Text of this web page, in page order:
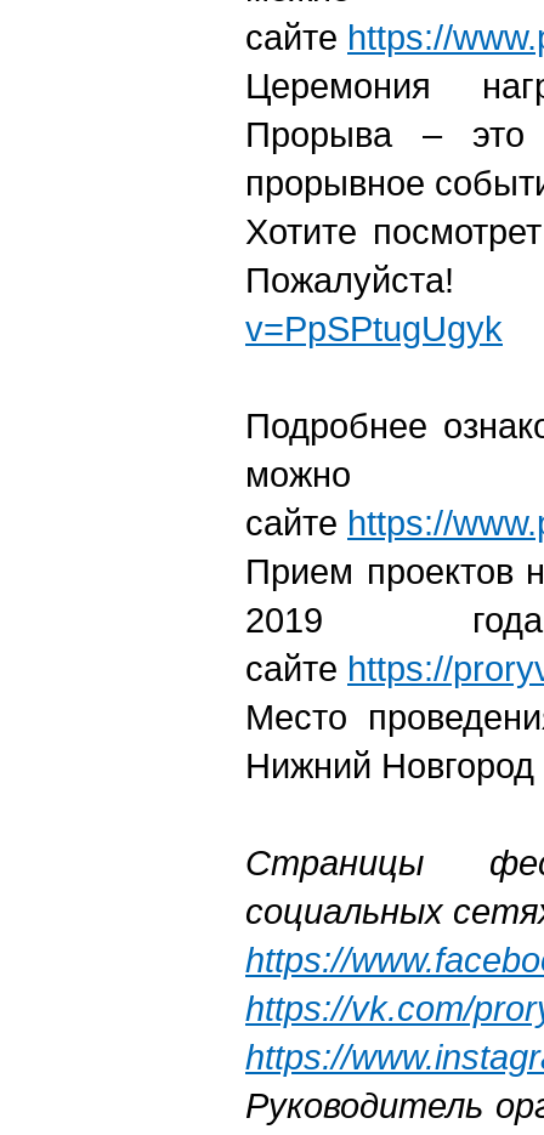
сайте https://
Церемония
Прорыва – это
прорывное
Хотите
v=PpSPtugUgyk
Подробнее
сайте https://
Прием проектов
2019
сайте https://
Место
Нижний Новгород
Страницы
социальных
https://
https://vk.com/
https://
Руководитель